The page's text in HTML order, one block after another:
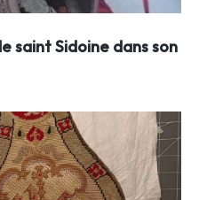
saint Sidoine dans son